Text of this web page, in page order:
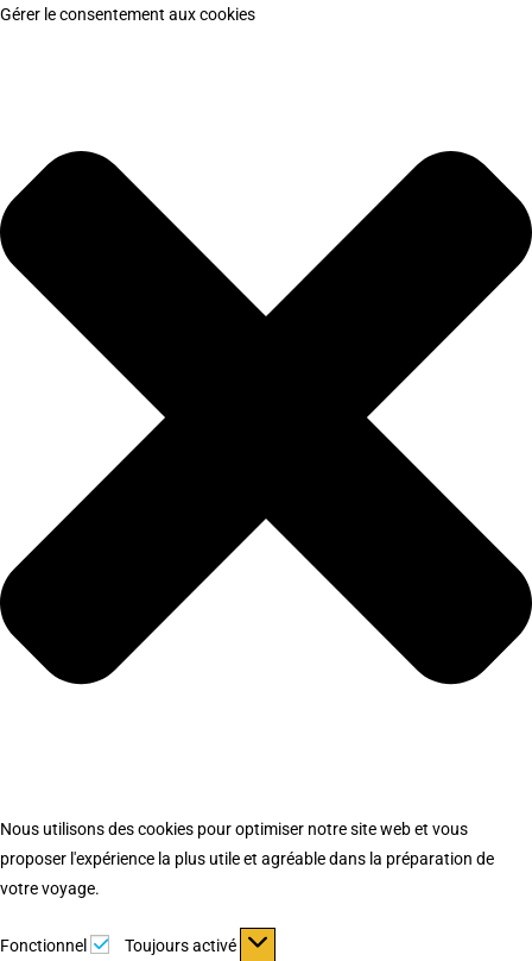
Gérer le consentement aux cookies
Nous utilisons des cookies pour optimiser notre site web et vous
proposer l'expérience la plus utile et agréable dans la préparation de
votre voyage.
Fonctionnel Fonctionnel
Toujours activé